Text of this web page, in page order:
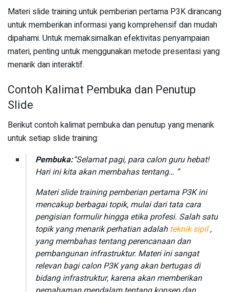
Materi slide training untuk pemberian pertama P3K dirancang
untuk memberikan informasi yang komprehensif dan mudah
dipahami. Untuk memaksimalkan efektivitas penyampaian
materi, penting untuk menggunakan metode presentasi yang
menarik dan interaktif.
Contoh Kalimat Pembuka dan Penutup
Slide
Berikut contoh kalimat pembuka dan penutup yang menarik
untuk setiap slide training:
Pembuka:“Selamat pagi, para calon guru hebat!
Hari ini kita akan membahas tentang… ”
Materi slide training pemberian pertama P3K ini
mencakup berbagai topik, mulai dari tata cara
pengisian formulir hingga etika profesi. Salah satu
topik yang menarik perhatian adalah teknik sipil,
yang membahas tentang perencanaan dan
pembangunan infrastruktur. Materi ini sangat
relevan bagi calon P3K yang akan bertugas di
bidang infrastruktur, karena akan memberikan